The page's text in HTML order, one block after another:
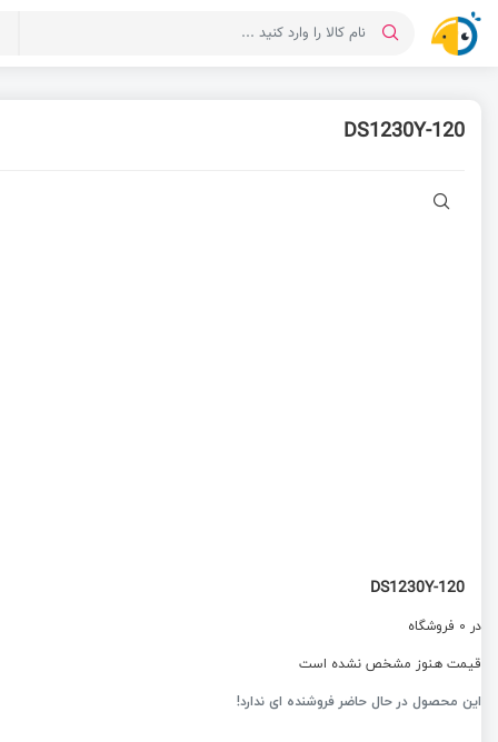
DS1230Y-120
DS1230Y-120
در 0 فروشگاه
قیمت هنوز مشخص نشده است
این محصول در حال حاضر فروشنده ای ندارد!